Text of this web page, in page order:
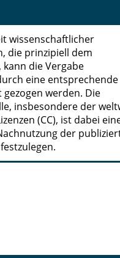
wissenschaftlicher
die prinzipiell dem
die Vergabe
eine entsprechende
werden. Die
insbesondere der
(CC), ist dabei
der